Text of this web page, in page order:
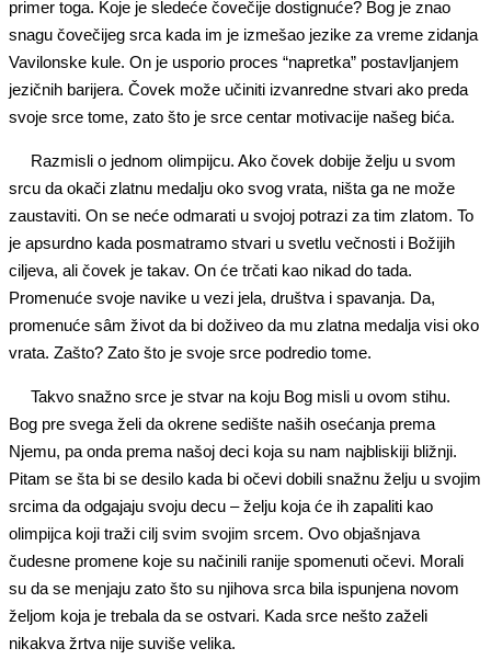
primer toga. Koje je sledeće čovečije dostignuće? Bog je znao
snagu čovečijeg srca kada im je izmešao jezike za vreme zidanja
Vavilonske kule. On je usporio proces “napretka” postavljanjem
jezičnih barijera. Čovek može učiniti izvanredne stvari ako preda
svoje srce tome, zato što je srce centar motivacije našeg bića.
Razmisli o jednom olimpijcu. Ako čovek dobije želju u svom
srcu da okači zlatnu medalju oko svog vrata, ništa ga ne može
zaustaviti. On se neće odmarati u svojoj potrazi za tim zlatom. To
je apsurdno kada posmatramo stvari u svetlu večnosti i Božijih
ciljeva, ali čovek je takav. On će trčati kao nikad do tada.
Promenuće svoje navike u vezi jela, društva i spavanja. Da,
promenuće sâm život da bi doživeo da mu zlatna medalja visi oko
vrata. Zašto? Zato što je svoje srce podredio tome.
Takvo snažno srce je stvar na koju Bog misli u ovom stihu.
Bog pre svega želi da okrene sedište naših osećanja prema
Njemu, pa onda prema našoj deci koja su nam najbliskiji bližnji.
Pitam se šta bi se desilo kada bi očevi dobili snažnu želju u svojim
srcima da odgajaju svoju decu – želju koja će ih zapaliti kao
olimpijca koji traži cilj svim svojim srcem. Ovo objašnjava
čudesne promene koje su načinili ranije spomenuti očevi. Morali
su da se menjaju zato što su njihova srca bila ispunjena novom
željom koja je trebala da se ostvari. Kada srce nešto zaželi
nikakva žrtva nije suviše velika.